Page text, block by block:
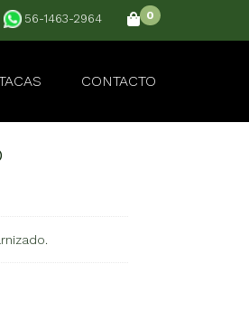
56-1463-2964 0
CONTACTO